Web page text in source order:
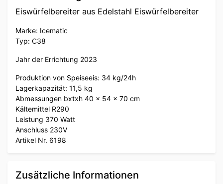
Eiswürfelbereiter aus Edelstahl Eiswürfelbereiter
Marke: Icematic
Typ: C38
Jahr der Errichtung 2023
Produktion von Speiseeis: 34 kg/24h
Lagerkapazität: 11,5 kg
Abmessungen bxtxh 40 x 54 x 70 cm
Kältemittel R290
Leistung 370 Watt
Anschluss 230V
Artikel Nr. 6198
Zusätzliche Informationen